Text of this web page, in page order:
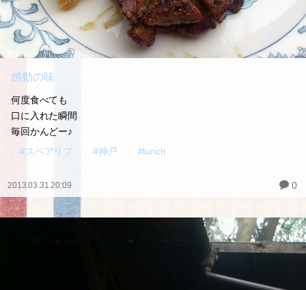
感動の味
何度食べても
口に入れた瞬間
毎回かんどー♪
#スペアリブ
#神戸 #lunch
2013.03.31 20:09 0